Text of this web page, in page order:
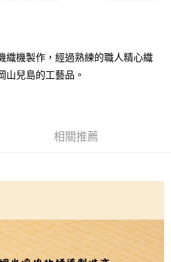
的期數、繳款截止日，確認付款後即完
額請依後續交易確認頁面所載為準。
交易或遇審核未通過，訂單將自動取
「超商條碼／台灣大直營門市／銀行轉
通路繳費。
公司」（以下簡稱本公司）所提供，讓
」之契約關係目的，商店將以您的個人
予台灣大哥大進項蒐集、處理及利用，
資料之確認、核對及更正。
結：
https://oppay.tw/userRule
才付款」的支付方式。 讓您購物簡單
、不需儲值。
，即可結帳。
後，即可完成結帳。
付 」之結帳頁面顯示為準，若有關於
等相關疑問，請聯繫「AFTEE先享後付
support/home
)免運費
織機製作，經過熟練的職人精心織
山兒島的工藝品。
相關推薦